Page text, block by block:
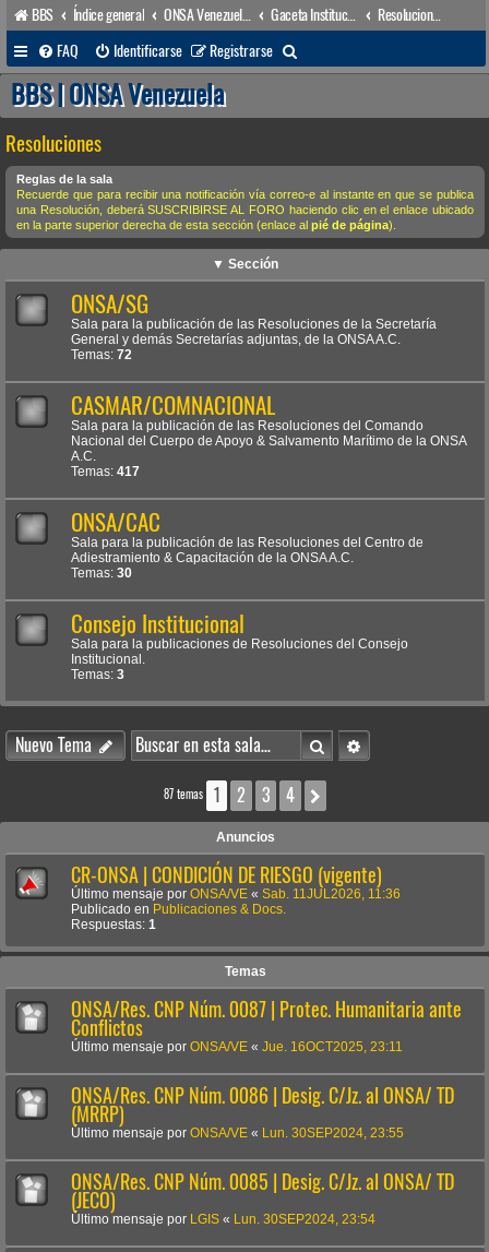
BBS Índice general
Resoluciones
FAQ
Identificarse Registrarse
u
a
r
BBS | ONSA Venezuela
Resoluciones
Reglas de la sala
Recuerde que para recibir una notificación vía correo-e al instante en que se publica
una Resolución, deberá SUSCRIBIRSE AL FORO haciendo clic en el enlace ubicado
en la parte superior derecha de esta sección (enlace al pié de página).
▼ Sección
ONSA/SG
Sala para la publicación de las Resoluciones de la Secretaría
General y demás Secretarías adjuntas, de la ONSA A.C.
Temas: 72
CASMAR/COMNACIONAL
Sala para la publicación de las Resoluciones del Comando
Nacional del Cuerpo de Apoyo & Salvamento Marítimo de la ONSA
A.C.
Temas: 417
ONSA/CAC
Sala para la publicación de las Resoluciones del Centro de
Adiestramiento & Capacitación de la ONSA A.C.
Temas: 30
Consejo Institucional
Sala para la publicaciones de Resoluciones del Consejo
Institucional.
Temas: 3
Nuevo Tema BuscarBúsqueda avanzada
87 temas 1 2 3 4
Anuncios
CR-ONSA | CONDICIÓN DE RIESGO (vigente)
Último mensaje por ONSA/VE « Sab. 11JUL2026, 11:36
Publicado en Publicaciones & Docs.
Respuestas: 1
Temas
ONSA/Res. CNP Núm. 0087 | Protec. Humanitaria ante
Conflictos
Último mensaje por ONSA/VE « Jue. 16OCT2025, 23:11
ONSA/Res. CNP Núm. 0086 | Desig. C/Jz. al ONSA/ TD
(MRRP)
Último mensaje por ONSA/VE « Lun. 30SEP2024, 23:55
ONSA/Res. CNP Núm. 0085 | Desig. C/Jz. al ONSA/ TD
(JECO)
Último mensaje por LGIS « Lun. 30SEP2024, 23:54